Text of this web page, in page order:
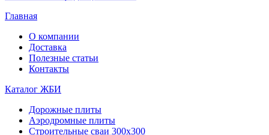
Главная
О компании
Доставка
Полезные статьи
Контакты
Каталог ЖБИ
Дорожные плиты
Аэродромные плиты
Строительные сваи 300х300